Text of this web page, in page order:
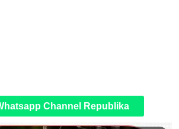
Channel Republika